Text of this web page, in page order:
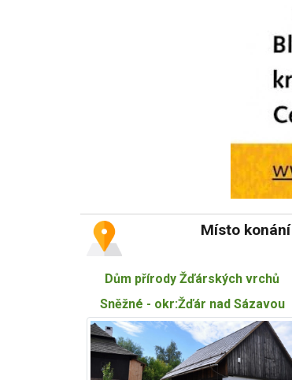
Místo konání
Dům přírody Žďárských vrchů
Sněžné - okr:Žďár nad Sázavou